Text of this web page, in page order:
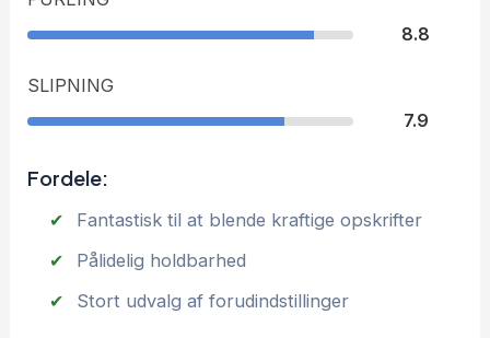
8.8
SLIPNING
7.9
Fordele:
Fantastisk til at blende kraftige opskrifter
Pålidelig holdbarhed
Stort udvalg af forudindstillinger